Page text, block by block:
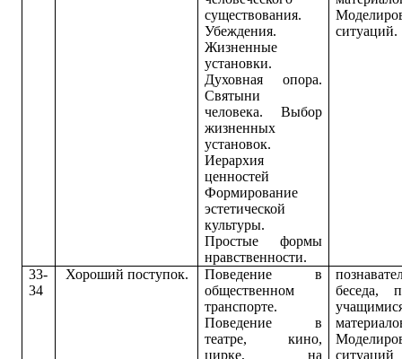
существования.
Убеждения.
Жизненные
установки.
Духовная опора.
Святыни
человека. Выбор
жизненных
установок.
Иерархия
ценностей
Формирование
эстетической
культуры.
Простые формы
нравственности.
ситуаций.
33-
34
Хороший поступок.
Поведение в
общественном
транспорте.
Поведение в
театре, кино,
цирке, на
беседа,
ситуаций